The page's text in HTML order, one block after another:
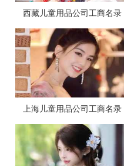
西藏儿童用品公司工商名录
上海儿童用品公司工商名录